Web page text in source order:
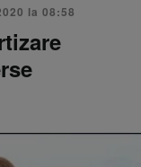
la 08:58